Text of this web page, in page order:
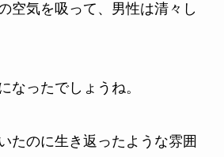
空気を吸って、男性は清々し
なったでしょうね。
たのに生き返ったような雰囲